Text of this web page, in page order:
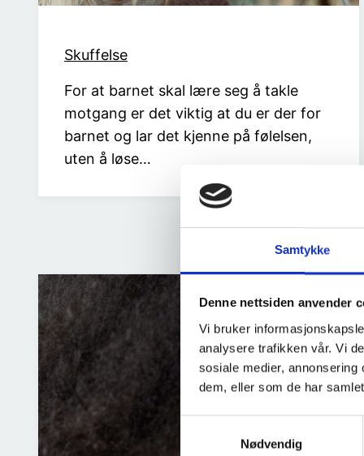
Samtykke
Denne nettsiden anvender
Vi bruker
analysere trafikken vår. Vi
sosiale medier,
dem, eller som de har
Nødvendig
Skuffelse
For at barnet skal lære seg å takle
motgang er det viktig at du er der for
barnet og lar det kjenne på følelsen,
uten å løse…